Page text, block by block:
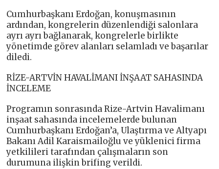
Cumhurbaşkanı Erdoğan, konuşmasının
ardından, kongrelerin düzenlendiği salonlara
ayrı ayrı bağlanarak, kongrelerle birlikte
yönetimde görev alanları selamladı ve başarılar
diledi.
RİZE-ARTVİN HAVALİMANI İNŞAAT SAHASINDA
İNCELEME
Programın sonrasında Rize-Artvin Havalimanı
inşaat sahasında incelemelerde bulunan
Cumhurbaşkanı Erdoğan’a, Ulaştırma ve Altyapı
Bakanı Adil Karaismailoğlu ve yüklenici firma
yetkilileri tarafından çalışmaların son
durumuna ilişkin brifing verildi.